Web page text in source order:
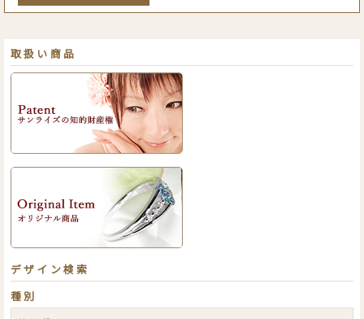
取扱い商品
デザイン検索
種別